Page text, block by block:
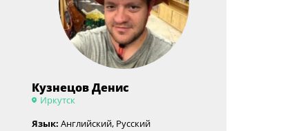
Кузнецов Денис
Иркутск
Язык: Английский, Русский